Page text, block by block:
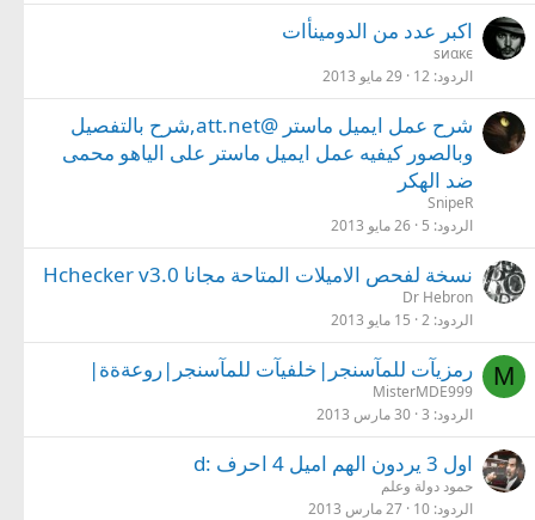
اكبر عدد من الدومينأات
sиαĸє
الردود 12 29 مايو 2013
شرح عمل ايميل ماستر @att.net,شرح بالتفصيل
وبالصور كيفيه عمل ايميل ماستر على الياهو محمى
ضد الهكر
SnipeR
الردود 5 26 مايو 2013
نسخة لفحص الاميلات المتاحة مجانا Hchecker v3.0
Dr Hebron
الردود 2 15 مايو 2013
M رمزيآت للمآسنجر|خلفيآت للمآسنجر|روعةةة|
MisterMDE999
الردود 3 30 مارس 2013
اول 3 يردون الهم اميل 4 احرف :d
حمود دولة وعلم
الردود 10 27 مارس 2013